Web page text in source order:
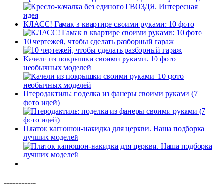
КЛАСС! Гамак в квартире своими руками: 10 фото
10 чертежей, чтобы сделать разборный гараж
Качели из покрышки своими руками. 10 фото
необычных моделей
Птеродактиль: поделка из фанеры своими руками (7
фото идей)
Платок капюшон-накидка для церкви. Наша подборка
лучших моделей
-----------